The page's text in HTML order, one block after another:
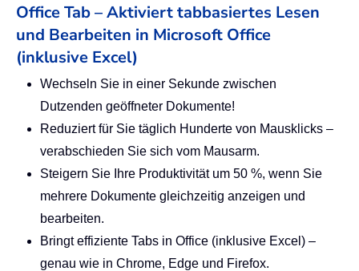
Office Tab – Aktiviert tabbasiertes Lesen
und Bearbeiten in Microsoft Office
(inklusive Excel)
Wechseln Sie in einer Sekunde zwischen
Dutzenden geöffneter Dokumente!
Reduziert für Sie täglich Hunderte von Mausklicks –
verabschieden Sie sich vom Mausarm.
Steigern Sie Ihre Produktivität um 50 %, wenn Sie
mehrere Dokumente gleichzeitig anzeigen und
bearbeiten.
Bringt effiziente Tabs in Office (inklusive Excel) –
genau wie in Chrome, Edge und Firefox.